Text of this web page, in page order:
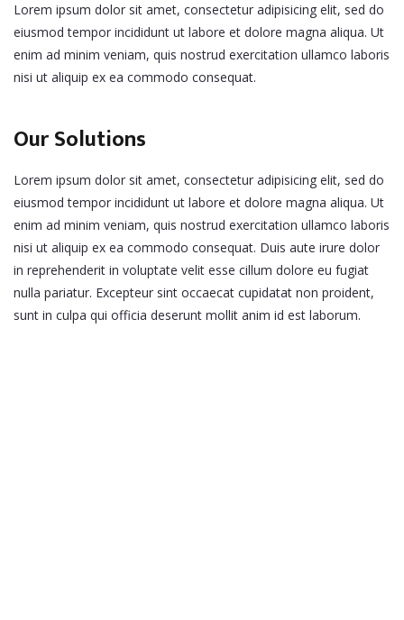
Lorem ipsum dolor sit amet, consectetur adipisicing elit, sed do
eiusmod tempor incididunt ut labore et dolore magna aliqua. Ut
enim ad minim veniam, quis nostrud exercitation ullamco laboris
nisi ut aliquip ex ea commodo consequat.
Our Solutions
Lorem ipsum dolor sit amet, consectetur adipisicing elit, sed do
eiusmod tempor incididunt ut labore et dolore magna aliqua. Ut
enim ad minim veniam, quis nostrud exercitation ullamco laboris
nisi ut aliquip ex ea commodo consequat. Duis aute irure dolor
in reprehenderit in voluptate velit esse cillum dolore eu fugiat
nulla pariatur. Excepteur sint occaecat cupidatat non proident,
sunt in culpa qui officia deserunt mollit anim id est laborum.